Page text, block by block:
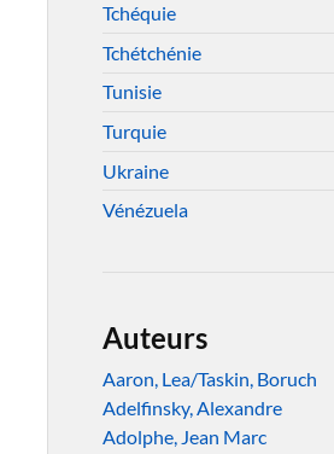
Tchéquie
Tchétchénie
Tunisie
Turquie
Ukraine
Vénézuela
Auteurs
Aaron, Lea/Taskin, Boruch
Adelfinsky, Alexandre
Adolphe, Jean Marc